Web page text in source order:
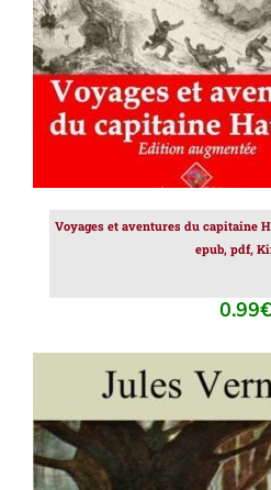
Voyages et aventures du capitaine
epub, pdf,
0.99€